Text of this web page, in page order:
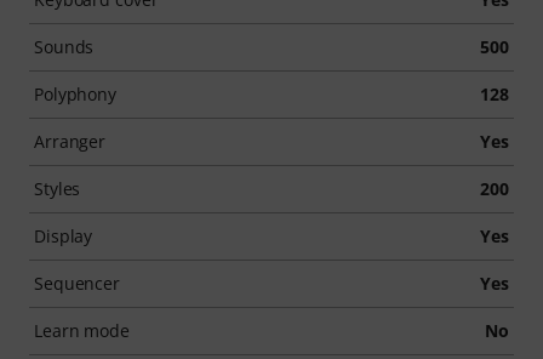
Sounds 500
Polyphony 128
Arranger Yes
Styles 200
Display Yes
Sequencer Yes
Learn mode No